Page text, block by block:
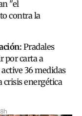
"el
contra la
Pradales
por carta a
36 medidas
crisis energética